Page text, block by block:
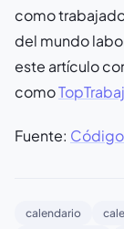
como
del mundo
este artículo
como
Fuente:
calendario